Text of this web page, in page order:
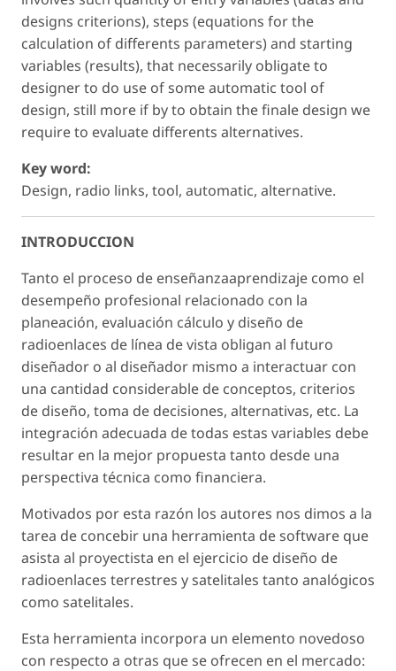
designs criterions), steps (equations for the
calculation of differents parameters) and starting
variables (results), that necessarily obligate to
designer to do use of some automatic tool of
design, still more if by to obtain the finale design we
require to evaluate differents alternatives.
Key word:
Design, radio links, tool, automatic, alternative.
INTRODUCCION
Tanto el proceso de enseñanzaaprendizaje como el
desempeño profesional relacionado con la
planeación, evaluación cálculo y diseño de
radioenlaces de línea de vista obligan al futuro
diseñador o al diseñador mismo a interactuar con
una cantidad considerable de conceptos, criterios
de diseño, toma de decisiones, alternativas, etc. La
integración adecuada de todas estas variables debe
resultar en la mejor propuesta tanto desde una
perspectiva técnica como financiera.
Motivados por esta razón los autores nos dimos a la
tarea de concebir una herramienta de software que
asista al proyectista en el ejercicio de diseño de
radioenlaces terrestres y satelitales tanto analógicos
como satelitales.
Esta herramienta incorpora un elemento novedoso
con respecto a otras que se ofrecen en el mercado: